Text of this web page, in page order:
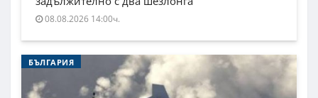
08.08.2026 14:00ч.
БЪЛГАРИЯ